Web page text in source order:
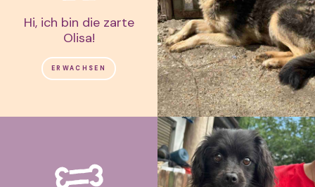
Hi, ich bin die zarte
Olisa!
ERWACHSEN